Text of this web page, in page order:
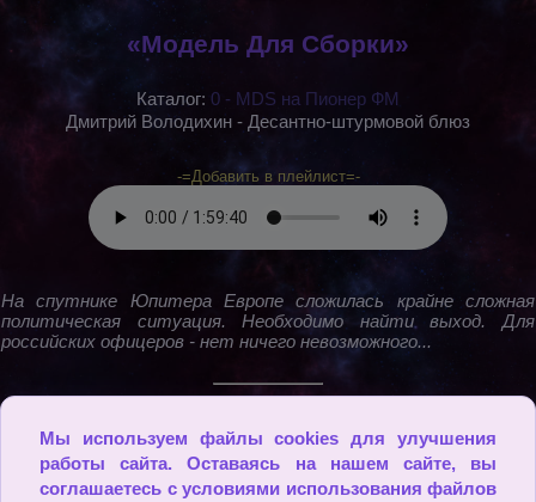
Мы используем файлы cookies для улучшения
работы сайта. Оставаясь на нашем сайте, вы
соглашаетесь с условиями использования файлов
«Модель Для Сборки»
Каталог: 0 - MDS на Пионер ФМ
Дмитрий Володихин - Десантно-штурмовой блюз
-=Добавить в плейлист=-
На спутнике Юпитера Европе сложилась крайне сложная
политическая ситуация. Необходимо найти выход. Для
российских офицеров - нет ничего невозможного...
2009 - 2026